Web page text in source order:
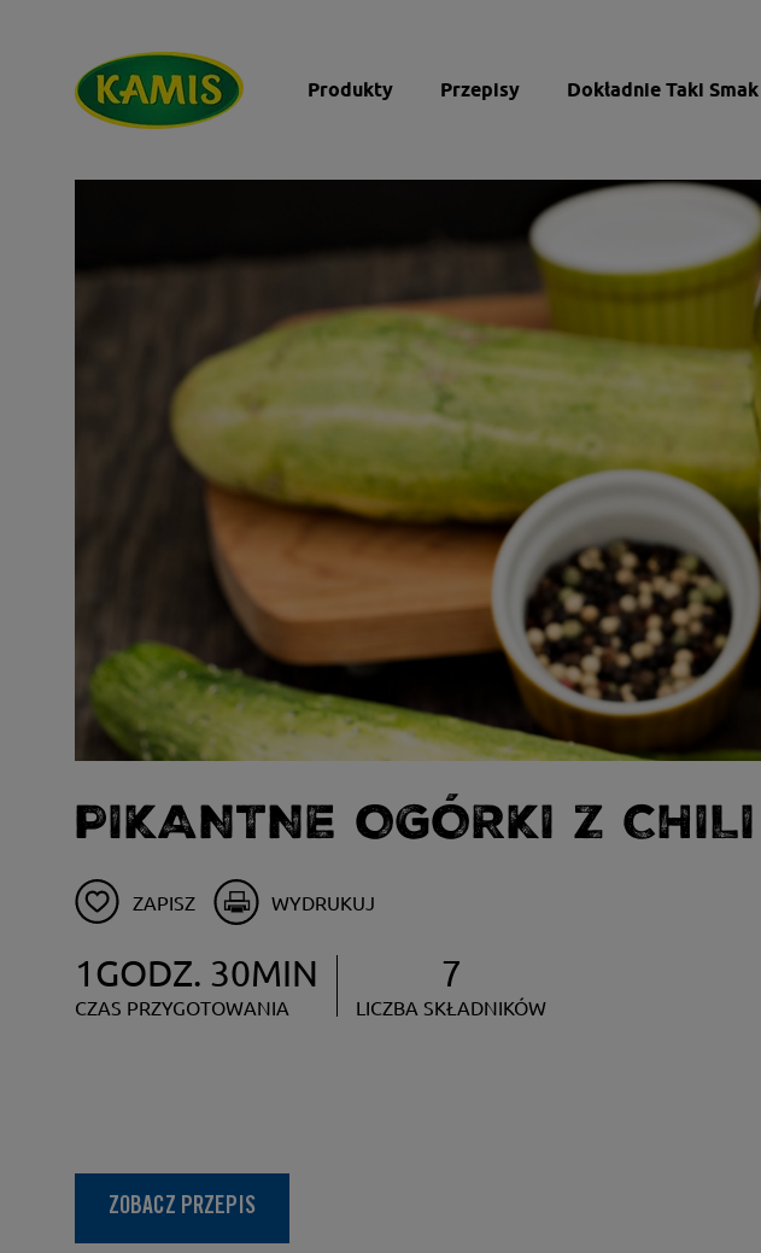
Produkty Przepisy Dokładnie Taki Smak
PIKANTNE OGÓRKI Z CHILI
ZAPISZ WYDRUKUJ
1GODZ. 30MIN
CZAS PRZYGOTOWANIA
7
LICZBA SKŁADNIKÓW
ZOBACZ PRZEPIS